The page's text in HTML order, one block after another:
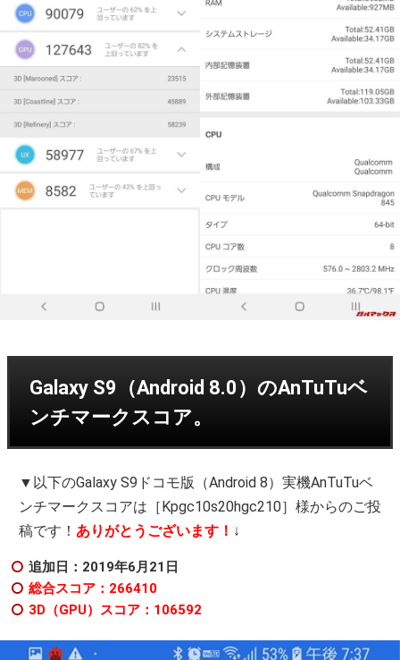
Galaxy S9（Android 8.0）のAnTuTuベ
ンチマークスコア。
▼以下のGalaxy S9ドコモ版（Android 8）実機AnTuTuベ
ンチマークスコアは［Kpgc10s20hgc210］様からのご投
稿です！ ありがとうございます！ ↓
追加日：2019年6月21日
総合スコア：266410
3D（GPU）スコア：106592